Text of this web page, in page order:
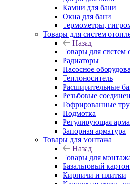
Камни для бани
Окна для бани
Термометры,
Товары для систем
Назад
Товары для систем
Радиаторы
Насосное
Теплоноситель
Расширительные
Резьбовые
Гофрированные
Подмотка
Регулирующая
Запорная арматура
Товары для монтажа
Назад
Товары для
Базальтовый картон
Кирпичи и плитки